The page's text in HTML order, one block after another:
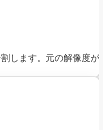
します。元の解像度が